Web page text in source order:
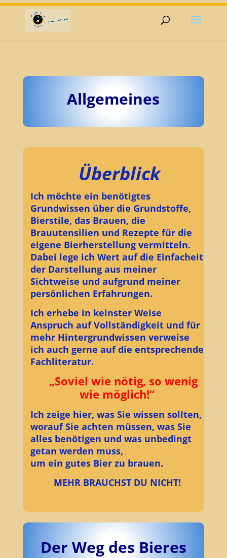
Allgemeines
Überblick
Ich möchte ein benötigtes
Grundwissen über die Grundstoffe,
Bierstile, das Brauen, die
Brauutensilien und Rezepte für die
eigene Bierherstellung vermitteln.
Dabei lege ich Wert auf die Einfacheit
der Darstellung aus meiner
Sichtweise und aufgrund meiner
persönlichen Erfahrungen.
Ich erhebe in keinster Weise
Anspruch auf Vollständigkeit und für
mehr Hintergrundwissen verweise
ich auch gerne auf die entsprechende
Fachliteratur.
„Soviel wie nötig, so wenig
wie möglich!“
Ich zeige hier, was Sie wissen sollten,
worauf Sie achten müssen, was Sie
alles benötigen und was unbedingt
getan werden muss,
um ein gutes Bier zu brauen.
MEHR BRAUCHST DU NICHT!
Der Weg des Bieres